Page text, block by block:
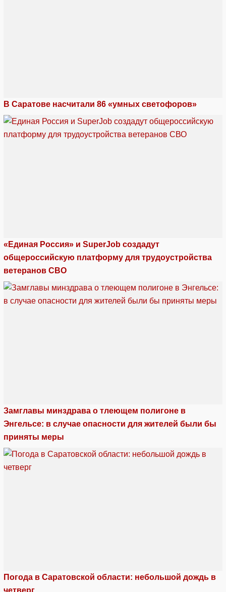
В Саратове насчитали 86 «умных светофоров»
«Единая Россия» и SuperJob создадут
общероссийскую платформу для трудоустройства
ветеранов СВО
Замглавы минздрава о тлеющем полигоне в
Энгельсе: в случае опасности для жителей были бы
приняты меры
Погода в Саратовской области: небольшой дождь в